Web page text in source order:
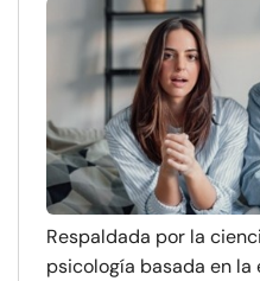
Respaldada por la
psicología basada en